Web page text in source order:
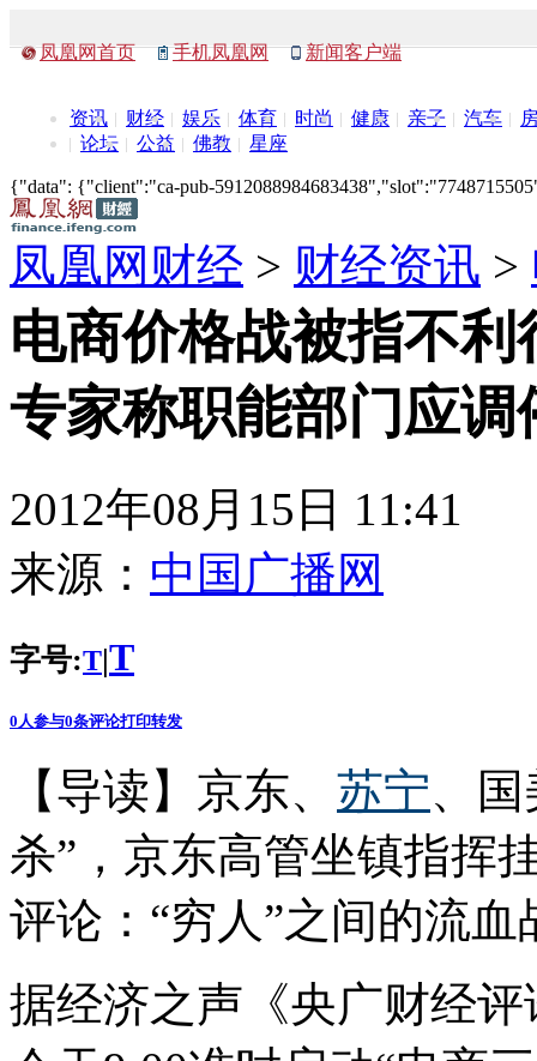
凤凰网首页 手机凤凰网 新闻客户端
资讯 财经 娱乐 体育 时尚 健康 亲子 汽车
论坛
公益 佛教 星座
{"data": {"client":"ca-pub-
凤凰网财经 > 财经资讯 >
电商价格战被指不利
专家称职能部门应调
2012年08月15日 11:41
来源： 中国广播网
字号:T|T
0 人参与0条评论打印转发
【导读】京东、 苏宁、
杀”，京东高管坐镇指挥
评论：“穷人”之间的流
据经济之声《央广财经